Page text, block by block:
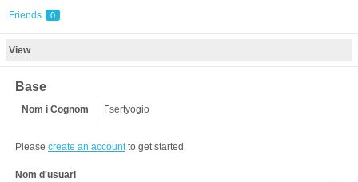
Friends 0
View
Base
Nom i Cognom Fsertyogio
Please create an accountto get started.
Nom d'usuari